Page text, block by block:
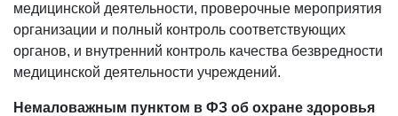
медицинской деятельности, проверочные мероприятия
организации и полный контроль соответствующих
органов, и внутренний контроль качества безвредности
медицинской деятельности учреждений.
Немаловажным пунктом в ФЗ об охране здоровья